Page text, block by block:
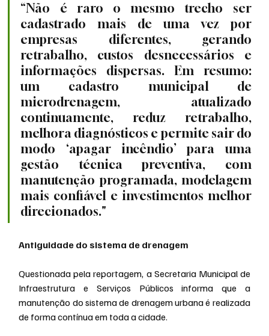
“Não é raro o mesmo trecho ser
cadastrado mais de uma vez por
empresas diferentes, gerando
retrabalho, custos desnecessários e
informações dispersas. Em resumo:
um cadastro municipal de
microdrenagem, atualizado
continuamente, reduz retrabalho,
melhora diagnósticos e permite sair do
modo ‘apagar incêndio’ para uma
gestão técnica preventiva, com
manutenção programada, modelagem
mais confiável e investimentos melhor
direcionados."
Antiguidade do sistema de drenagem
Questionada pela reportagem, a Secretaria Municipal de
Infraestrutura e Serviços Públicos informa que a
manutenção do sistema de drenagem urbana é realizada
de forma contínua em toda a cidade.